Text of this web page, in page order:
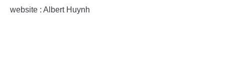
website : Albert Huynh